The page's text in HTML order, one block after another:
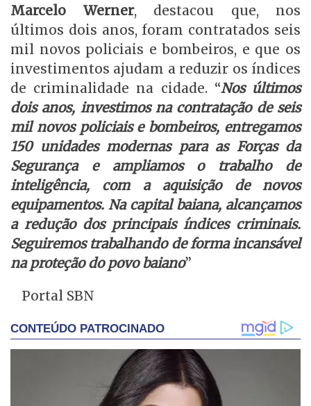
Marcelo Werner, destacou que, nos
últimos dois anos, foram contratados seis
mil novos policiais e bombeiros, e que os
investimentos ajudam a reduzir os índices
de criminalidade na cidade. “Nos últimos
dois anos, investimos na contratação de seis
mil novos policiais e bombeiros, entregamos
150 unidades modernas para as Forças da
Segurança e ampliamos o trabalho de
inteligência, com a aquisição de novos
equipamentos. Na capital baiana, alcançamos
a redução dos principais índices criminais.
Seguiremos trabalhando de forma incansável
na proteção do povo baiano”
Portal SBN